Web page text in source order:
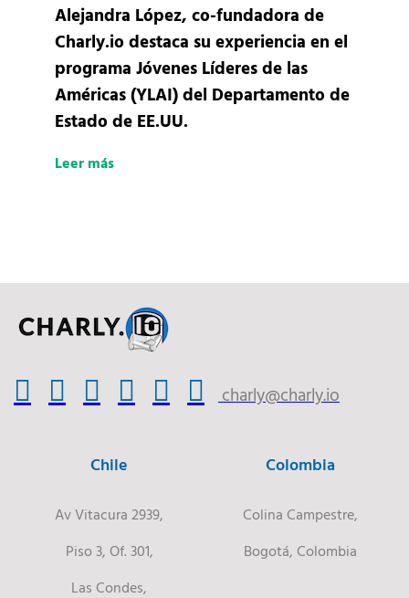
Alejandra López, co-fundadora de
Charly.io destaca su experiencia en el
programa Jóvenes Líderes de las
Américas (YLAI) del Departamento de
Estado de EE.UU.
Leer más
charly@charly.io
Chile
Av Vitacura 2939,
Piso 3, Of. 301,
Las Condes,
Colombia
Colina Campestre,
Bogotá, Colombia